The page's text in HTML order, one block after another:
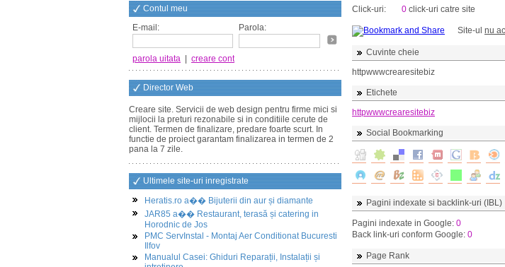
Contul meu
E-mail:
Parola:
parola uitata creare cont
Director Web
Creare site. Servicii de web design pentru firme mici si
mijlocii la preturi rezonabile si in conditiile cerute de
client. Termen de finalizare, predare foarte scurt. In
functie de proiect garantam finalizarea in termen de 2
pana la 7 zile.
Ultimele site-uri inregistrate
Heratis.ro a�� Bijuterii din aur și diamante
JAR85 a�� Restaurant, terasă și catering in
Horodnic de Jos
PMC ServInstal - Montaj Aer Conditionat Bucuresti
Ilfov
Manualul Casei: Ghiduri Reparații, Instalații și
Click-uri:
0 click-uri catre site
Site-ul nu
Cuvinte cheie
httpwwwcrearesitebiz
Etichete
httpwwwcrearesitebiz
Social Bookmarking
Pagini indexate si backlink-uri (IBL)
Pagini indexate in Google: 0
Back link-uri conform Google: 0
Page Rank